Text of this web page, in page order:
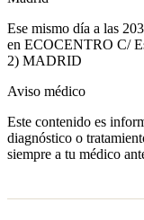
Ese mismo día a las
en ECOCENTRO C/
2) MADRID
Aviso médico
Este contenido es
diagnóstico o
siempre a tu médico